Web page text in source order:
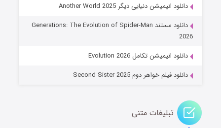
جادوگری در مغولستان
قسمت۱۴ (زیرنویس) منتشر شد
دانلود انیمیشن دنیایی دیگر Another World 2025
دانلود مستند Generations: The Evolution of Spider-Man
2026
دانلود انیمیشن تکامل Evolution 2026
دانلود فیلم خواهر دوم Second Sister 2025
تبلیغات متنی